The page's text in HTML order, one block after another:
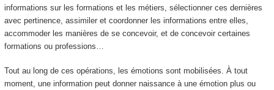
informations sur les formations et les métiers, sélectionner ces dernières
avec pertinence, assimiler et coordonner les informations entre elles,
accommoder les manières de se concevoir, et de concevoir certaines
formations ou professions…
Tout au long de ces opérations, les émotions sont mobilisées. À tout
moment, une information peut donner naissance à une émotion plus ou